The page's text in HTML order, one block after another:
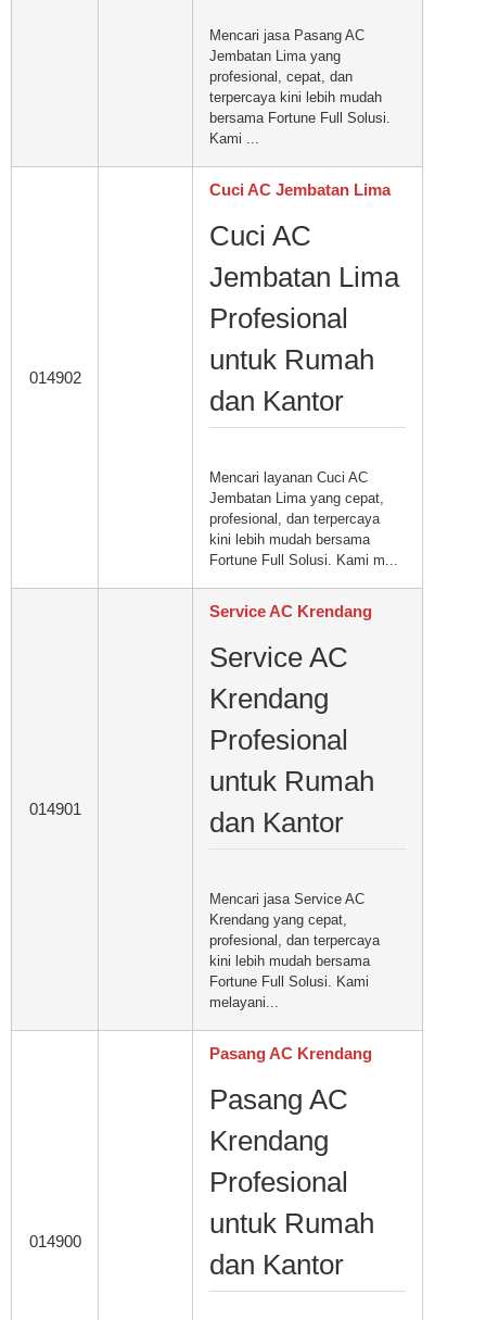
Mencari jasa Pasang AC
Jembatan Lima yang
profesional, cepat, dan
terpercaya kini lebih mudah
bersama Fortune Full Solusi.
Kami ...
014902
Cuci AC Jembatan Lima
Cuci AC
Jembatan Lima
Profesional
untuk Rumah
dan Kantor
Mencari layanan Cuci AC
Jembatan Lima yang cepat,
profesional, dan terpercaya
kini lebih mudah bersama
Fortune Full Solusi. Kami m...
014901
Service AC Krendang
Service AC
Krendang
Profesional
untuk Rumah
dan Kantor
Mencari jasa Service AC
Krendang yang cepat,
profesional, dan terpercaya
kini lebih mudah bersama
Fortune Full Solusi. Kami
melayani...
014900
Pasang AC Krendang
Pasang AC
Krendang
Profesional
untuk Rumah
dan Kantor